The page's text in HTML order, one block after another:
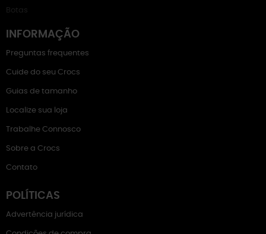
Botas
INFORMAÇÃO
Preguntas frequentes
Cuide do seu Crocs
Guias de tamanho
Localize sua loja
Trabalhe Connosco
Sobre a Crocs
Contato
POLÍTICAS
Advertência jurídica